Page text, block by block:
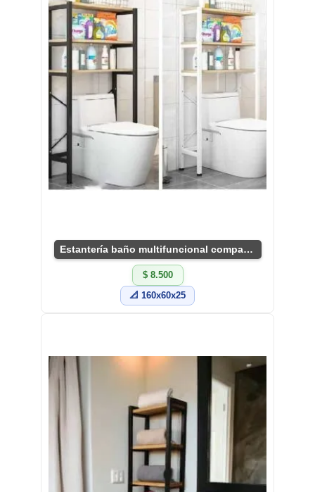
Estantería baño multifuncional compacta y práctica
$ 8.500
📐 160x60x25